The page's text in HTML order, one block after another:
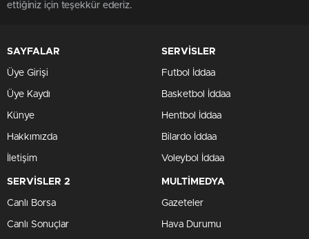
ettiğiniz için teşekkür ederiz.
SAYFALAR
Üye Girişi
Üye Kaydı
Künye
Hakkımızda
İletişim
SERVİSLER
Futbol İddaa
Basketbol İddaa
Hentbol İddaa
Bilardo İddaa
Voleybol İddaa
SERVİSLER 2
Canlı Borsa
Canlı Sonuçlar
MULTİMEDYA
Gazeteler
Hava Durumu